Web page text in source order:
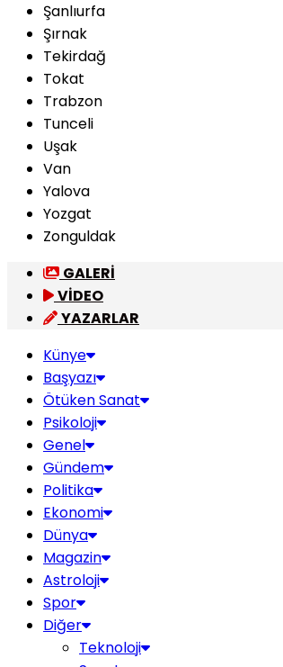
Şanlıurfa
Şırnak
Tekirdağ
Tokat
Trabzon
Tunceli
Uşak
Van
Yalova
Yozgat
Zonguldak
GALERİ
VİDEO
YAZARLAR
Künye
Başyazı
Ötüken Sanat
Psikoloji
Genel
Gündem
Politika
Ekonomi
Dünya
Magazin
Astroloji
Spor
Diğer
Teknoloji